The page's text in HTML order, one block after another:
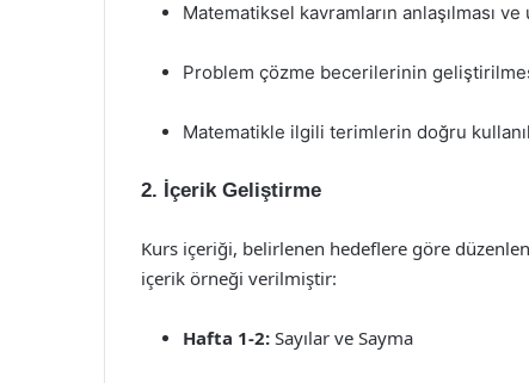
Matematiksel kavramların anlaşılması
Problem çözme becerilerinin
Matematikle ilgili terimlerin doğru
2. İçerik Geliştirme
Kurs içeriği, belirlenen hedeflere göre
içerik örneği verilmiştir:
Hafta 1-2: Sayılar ve Sayma